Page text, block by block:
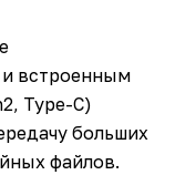
встроенным
Type-C)
больших
файлов.